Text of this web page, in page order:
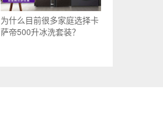
为什么目前很多家庭选择卡
萨帝500升冰洗套装？